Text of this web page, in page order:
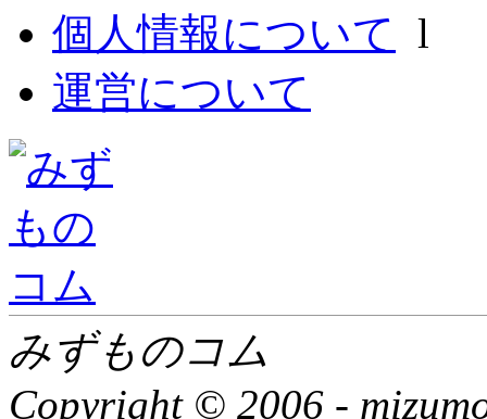
個人情報について l
運営について
みずものコム
Copyright © 2006 -